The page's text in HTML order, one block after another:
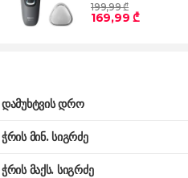
199,99 ₾
169,99 ₾
დამუხტვის დრო
ჭრის მინ. სიგრძე
ჭრის მაქს. სიგრძე